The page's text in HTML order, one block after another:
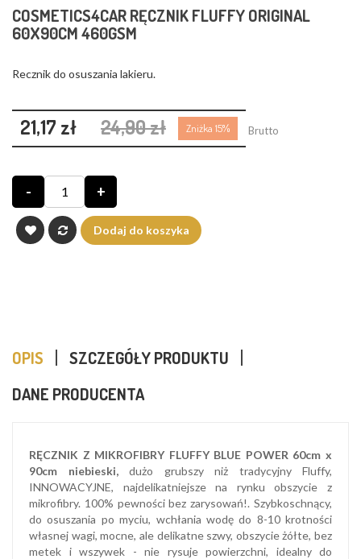
COSMETICS4CAR RĘCZNIK FLUFFY ORIGINAL
60X90CM 460GSM
Recznik do osuszania lakieru.
21,17 zł 24,90 zł Zniżka 15% Brutto
- +
Dodaj do koszyka
OPIS
SZCZEGÓŁY PRODUKTU
DANE PRODUCENTA
RĘCZNIK Z MIKROFIBRY FLUFFY BLUE POWER 60cm x
90cm niebieski,dużo grubszy niż tradycyjny Fluffy,
INNOWACYJNE, najdelikatniejsze na rynku obszycie z
mikrofibry. 100% pewności bez zarysowań!. Szybkoschnący,
do osuszania po myciu, wchłania wodę do 8-10 krotności
własnej wagi, mocne, ale delikatne szwy, obszycie żółte, bez
metek i wszywek - nie rysuje powierzchni, idealny do